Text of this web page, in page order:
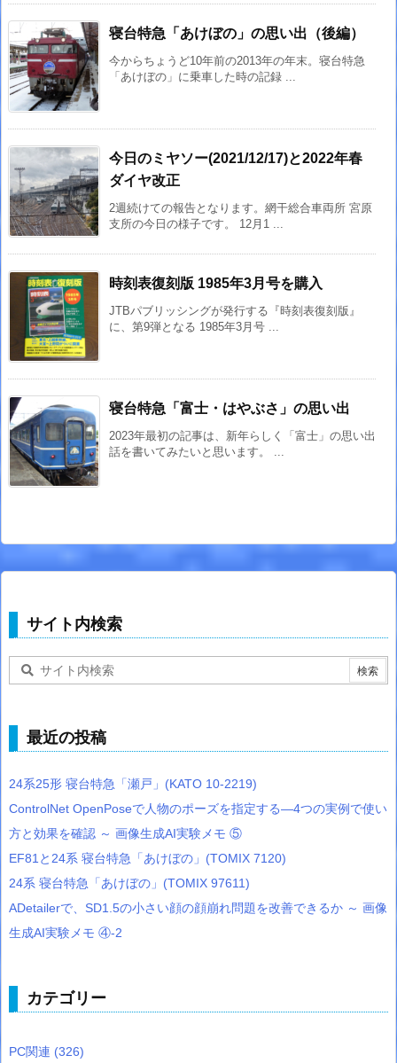
寝台特急「あけぼの」の思い出（後編）
今からちょうど10年前の2013年の年末。寝台特急
「あけぼの」に乗車した時の記録 ...
今日のミヤソー(2021/12/17)と2022年春
ダイヤ改正
2週続けての報告となります。網干総合車両所 宮原
支所の今日の様子です。 12月1 ...
時刻表復刻版 1985年3月号を購入
JTBパブリッシングが発行する『時刻表復刻版』
に、第9弾となる 1985年3月号 ...
寝台特急「富士・はやぶさ」の思い出
2023年最初の記事は、新年らしく「富士」の思い出
話を書いてみたいと思います。 ...
サイト内検索
最近の投稿
24系25形 寝台特急「瀬戸」(KATO 10-2219)
ControlNet OpenPoseで人物のポーズを指定する―4つの実例で使い
方と効果を確認 ～ 画像生成AI実験メモ ⑤
EF81と24系 寝台特急「あけぼの」(TOMIX 7120)
24系 寝台特急「あけぼの」(TOMIX 97611)
ADetailerで、SD1.5の小さい顔の顔崩れ問題を改善できるか ～ 画像
生成AI実験メモ ④-2
カテゴリー
PC関連 (326)